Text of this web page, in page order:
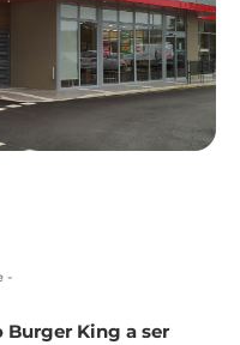
-
King a ser